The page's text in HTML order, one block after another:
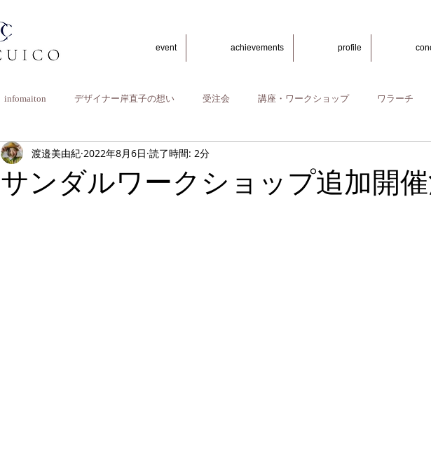
event achievements profile
infomaiton デザイナー岸直子の想い 受注会 講座・ワークショップ ワラーチ
サンダルワークショップ追加開
渡邉美由紀 2022年8月6日 読了時間: 2分